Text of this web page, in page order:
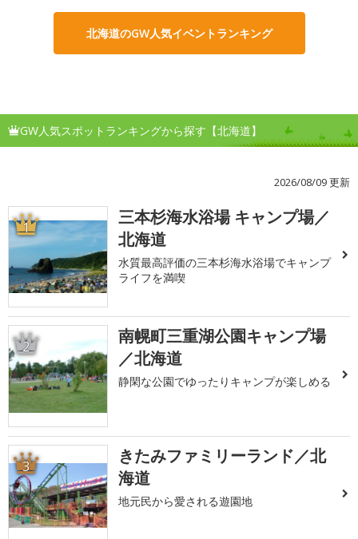
北海道のGW人気イベントランキング
GW人気スポットランキングから探す【北海道】
2026/08/09 更新
1
三本杉海水浴場 キャンプ場／
北海道
水質最高評価の三本杉海水浴場でキャンプ
ライフを満喫
2
南幌町三重湖公園キャンプ場
／北海道
静閑な公園でゆったりキャンプが楽しめる
3
きたみファミリーランド／北
海道
地元民から愛される遊園地